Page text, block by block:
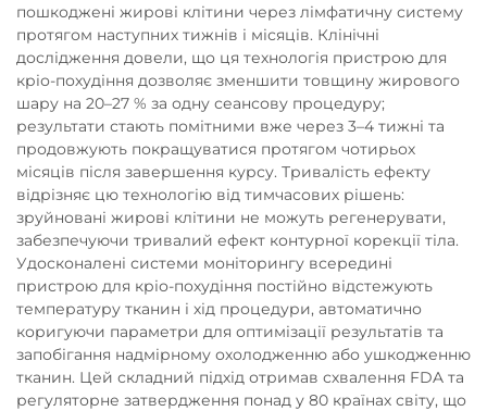
пошкоджені жирові клітини через лімфатичну систему
протягом наступних тижнів і місяців. Клінічні
дослідження довели, що ця технологія пристрою для
кріо-похудіння дозволяє зменшити товщину жирового
шару на 20–27 % за одну сеансову процедуру;
результати стають помітними вже через 3–4 тижні та
продовжують покращуватися протягом чотирьох
місяців після завершення курсу. Тривалість ефекту
відрізняє цю технологію від тимчасових рішень:
зруйновані жирові клітини не можуть регенерувати,
забезпечуючи тривалий ефект контурної корекції тіла.
Удосконалені системи моніторингу всередині
пристрою для кріо-похудіння постійно відстежують
температуру тканин і хід процедури, автоматично
коригуючи параметри для оптимізації результатів та
запобігання надмірному охолодженню або ушкодженню
тканин. Цей складний підхід отримав схвалення FDA та
регуляторне затвердження понад у 80 країнах світу, що